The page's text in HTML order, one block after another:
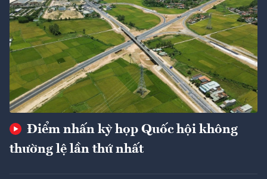
Điểm nhấn kỳ họp Quốc hội không
thường lệ lần thứ nhất